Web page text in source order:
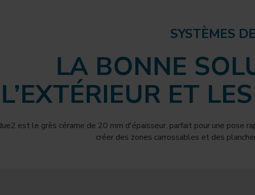
SYSTÈMES
LA BONNE
L’EXTÉRIEUR ET
est le grès cérame de 20 mm d'épaisseur, parfait pour une pose
créer des zones carrossables et des